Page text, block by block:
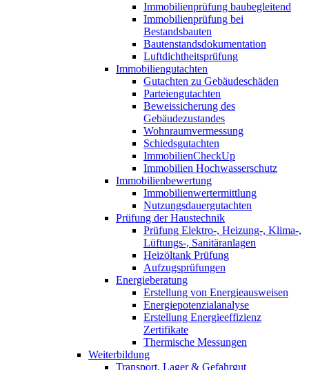
Immobilienprüfung baubegleitend
Immobilienprüfung bei
Bestandsbauten
Bautenstandsdokumentation
Luftdichtheitsprüfung
Immobiliengutachten
Gutachten zu Gebäudeschäden
Parteiengutachten
Beweissicherung des
Gebäudezustandes
Wohnraumvermessung
Schiedsgutachten
ImmobilienCheckUp
Immobilien Hochwasserschutz
Immobilienbewertung
Immobilienwertermittlung
Nutzungsdauergutachten
Prüfung der Haustechnik
Prüfung Elektro-, Heizung-, Klima-,
Lüftungs-, Sanitäranlagen
Heizöltank Prüfung
Aufzugsprüfungen
Energieberatung
Erstellung von Energieausweisen
Energiepotenzialanalyse
Erstellung Energieeffizienz
Zertifikate
Thermische Messungen
Weiterbildung
Transport, Lager & Gefahrgut